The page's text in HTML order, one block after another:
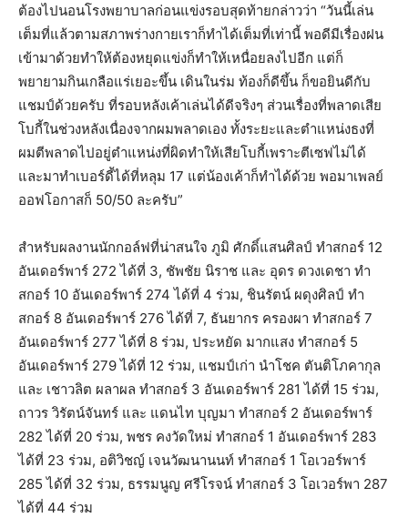
ต้องไปนอนโรงพยาบาลก่อนแข่งรอบสุดท้ายกล่าวว่า “วันนี้เล่น
เต็มที่แล้วตามสภาพร่างกายเราก็ทำได้เต็มที่เท่านี้ พอดีมีเรื่องฝน
เข้ามาด้วยทำให้ต้องหยุดแข่งก็ทำให้เหนื่อยลงไปอีก แต่ก็
พยายามกินเกลือแร่เยอะขึ้น เดินในร่ม ท้องก็ดีขึ้น ก็ขอยินดีกับ
แชมป์ด้วยครับ ที่รอบหลังเค้าเล่นได้ดีจริงๆ ส่วนเรื่องที่พลาดเสีย
โบกี้ในช่วงหลังเนื่องจากผมพลาดเอง ทั้งระยะและตำแหน่งธงที่
ผมตีพลาดไปอยู่ตำแหน่งที่ผิดทำให้เสียโบกี้เพราะตีเซฟไม่ได้
และมาทำเบอร์ดี้ได้ที่หลุม 17 แต่น้องเค้าก็ทำได้ด้วย พอมาเพลย์
ออฟโอกาสก็ 50/50 ละครับ”
สำหรับผลงานนักกอล์ฟที่น่าสนใจ ภูมิ ศักดิ์แสนศิลป์ ทำสกอร์ 12
อันเดอร์พาร์ 272 ได้ที่ 3, ชัพชัย นิราช และ อุดร ดวงเดชา ทำ
สกอร์ 10 อันเดอร์พาร์ 274 ได้ที่ 4 ร่วม, ชินรัตน์ ผดุงศิลป์ ทำ
สกอร์ 8 อันเดอร์พาร์ 276 ได้ที่ 7, ธันยากร ครองผา ทำสกอร์ 7
อันเดอร์พาร์ 277 ได้ที่ 8 ร่วม, ประหยัด มากแสง ทำสกอร์ 5
อันเดอร์พาร์ 279 ได้ที่ 12 ร่วม, แชมป์เก่า นำโชค ตันติโภคากุล
และ เชาวลิต ผลาผล ทำสกอร์ 3 อันเดอร์พาร์ 281 ได้ที่ 15 ร่วม,
ถาวร วิรัตน์จันทร์ และ แดนไท บุญมา ทำสกอร์ 2 อันเดอร์พาร์
282 ได้ที่ 20 ร่วม, พชร คงวัดใหม่ ทำสกอร์ 1 อันเดอร์พาร์ 283
ได้ที่ 23 ร่วม, อติวิชญ์ เจนวัฒนานนท์ ทำสกอร์ 1 โอเวอร์พาร์
285 ได้ที่ 32 ร่วม, ธรรมนูญ ศรีโรจน์ ทำสกอร์ 3 โอเวอร์พา 287
ได้ที่ 44 ร่วม